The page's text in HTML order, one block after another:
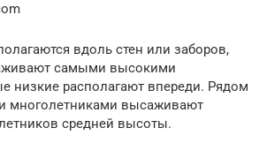
вдоль стен или заборов,
самыми высокими
низкие располагают впереди. Рядом
многолетниками высаживают
средней высоты.